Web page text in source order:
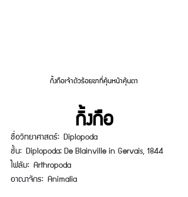
กิ้งกือเจ้าตัวร้อยขาที่คุ้นหน้าคุ้นตา
กิ้งกือ
ชื่อวิทยาศาสตร์: Diplopoda
ชั้น: Diplopoda; De Blainville in Gervais, 1844
ไฟลัม: Arthropoda
อาณาจักร: Animalia